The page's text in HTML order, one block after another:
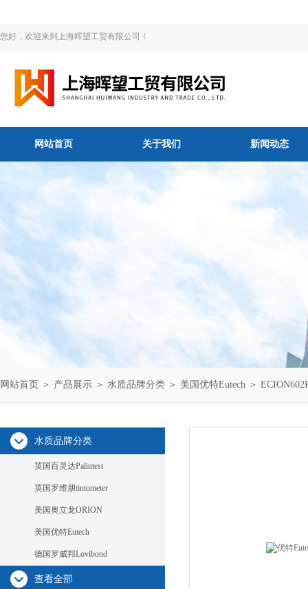
您好，欢迎来到上海晖望工贸有限公司！
网站首页 关于我们 新闻动态
网站首页 ＞ 产品展示 ＞ 水质品牌分类 ＞ 美国优特Eutech ＞
水质品牌分类
英国百灵达Palintest
英国罗维朋tintometer
美国奥立龙ORION
美国优特Eutech
德国罗威邦Lovibond
查看全部